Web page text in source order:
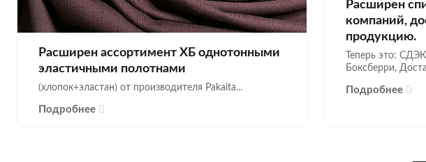
Расширен ассортимент ХБ однотонными
эластичными полотнами
(хлопок+эластан) от производителя Pakaita...
Подробнее
Расширен
компаний,
продукцию.
Теперь это:
Боксберри,
Подробнее